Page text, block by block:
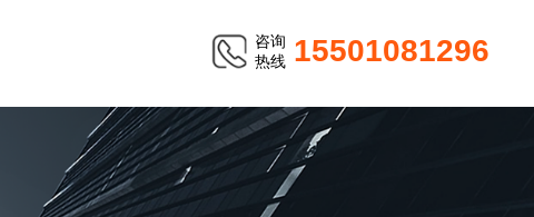
咨询
热线 15501081296